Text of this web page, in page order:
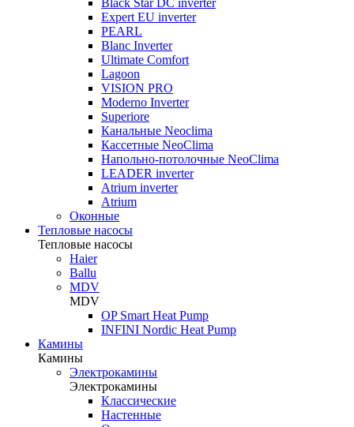
Black Star DC inverter
Expert EU inverter
PEARL
Blanc Inverter
Ultimate Comfort
Lagoon
VISION PRO
Moderno Inverter
Superiore
Канальные Neoclima
Кассетные NeoClima
Напольно-потолочные NeoClima
LEADER inverter
Atrium inverter
Atrium
Оконные
Тепловые насосы
Тепловые насосы
Haier
Ballu
MDV
MDV
OP Smart Heat Pump
INFINI Nordic Heat Pump
Камины
Камины
Электрокамины
Электрокамины
Классические
Настенные